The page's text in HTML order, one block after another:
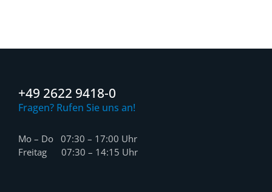
+49 2622 9418-0
Fragen? Rufen Sie uns an!
Mo – Do 07:30 – 17:00 Uhr
Freitag 07:30 – 14:15 Uhr